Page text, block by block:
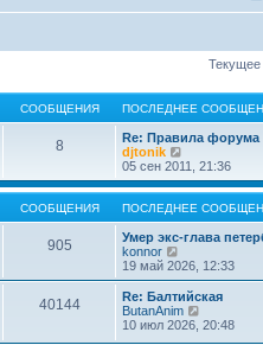
Текущее
СООБЩЕНИЯ ПОСЛЕДНЕЕ
8
Re: Правила форума
djtonik
е
р
е
й
т
и
п
о
с
л
е
05 сен 2011, 21:36
СООБЩЕНИЯ ПОСЛЕДНЕЕ
905
Умер экс-глава
konnor
е
р
е
й
т
19 май 2026, 12:33
40144
Re: Балтийская
ButanAnim
е
10 июл 2026, 20:48